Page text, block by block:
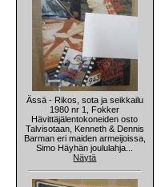
Ässä - Rikos, sota ja seikkailu
1980 nr 1, Fokker
Hävittäjälentokoneiden osto
Talvisotaan, Kenneth & Dennis
Barman eri maiden armeijoissa,
Simo Häyhän joululahja...
Näytä